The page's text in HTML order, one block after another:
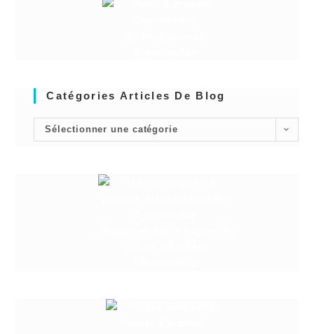
Catégories Articles De Blog
Sélectionner une catégorie